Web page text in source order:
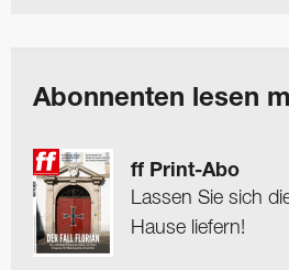
Abonnenten lesen
ff Print-Abo
Lassen Sie sich
Hause liefern!